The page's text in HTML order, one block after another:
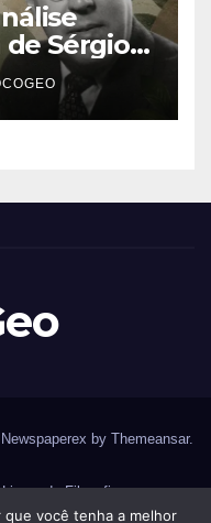
Sérgio
e sua
a
by Themeansar.
Livros de Filosofia
que você tenha a melhor